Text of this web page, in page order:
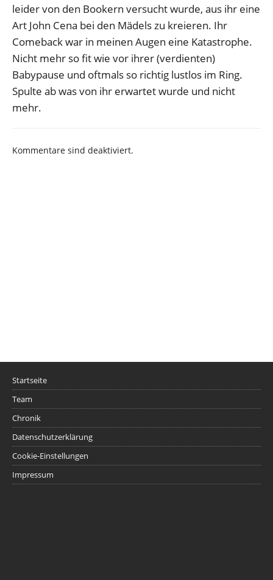
leider von den Bookern versucht wurde, aus ihr eine
Art John Cena bei den Mädels zu kreieren. Ihr
Comeback war in meinen Augen eine Katastrophe.
Nicht mehr so fit wie vor ihrer (verdienten)
Babypause und oftmals so richtig lustlos im Ring.
Spulte ab was von ihr erwartet wurde und nicht
mehr.
Kommentare sind deaktiviert.
Startseite
Team
Chronik
Datenschutzerklärung
Cookie-Einstellungen
Impressum